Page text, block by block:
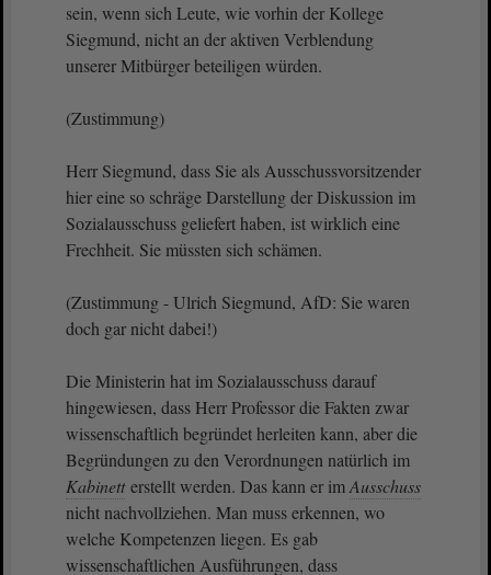
sein, wenn sich Leute, wie vorhin der Kollege
Siegmund, nicht an der aktiven Verblendung
unserer Mitbürger beteiligen würden.
(Zustimmung)
Herr Siegmund, dass Sie als Ausschussvorsitzender
hier eine so schräge Darstellung der Diskussion im
Sozialausschuss geliefert haben, ist wirklich eine
Frechheit. Sie müssten sich schämen.
(Zustimmung - Ulrich Siegmund, AfD: Sie waren
doch gar nicht dabei!)
Die Ministerin hat im Sozialausschuss darauf
hingewiesen, dass Herr Professor die Fakten zwar
wissenschaftlich begründet herleiten kann, aber die
Begründungen zu den Verordnungen natürlich im
Kabinett erstellt werden. Das kann er imAusschuss
nicht nachvollziehen. Man muss erkennen, wo
welche Kompetenzen liegen. Es gab
wissenschaftlichen Ausführungen, dass